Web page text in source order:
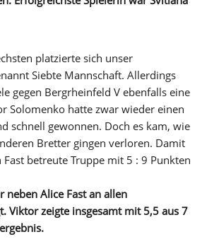
platzierte sich unser
Siebte Mannschaft. Allerdings
gegen Bergrheinfeld V ebenfalls eine
Solomenko hatte zwar wieder einen
schnell gewonnen. Doch es kam, wie
Bretter gingen verloren. Damit
betreute Truppe mit 5 : 9 Punkten
neben Alice Fast an allen
Viktor zeigte insgesamt mit 5,5 aus 7